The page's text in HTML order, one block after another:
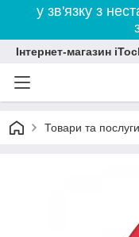
у зв'язку з
Інтернет-магазин
Товари та послуги